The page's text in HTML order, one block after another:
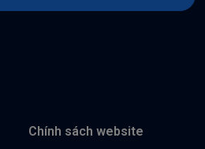
Chính sách website